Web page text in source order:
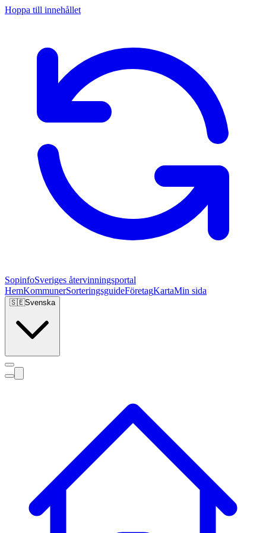
Hoppa till innehållet
SopinfoSveriges återvinningsportal
HemKommunerSorteringsguideFöretagKartaMin sida
🇸🇪Svenska